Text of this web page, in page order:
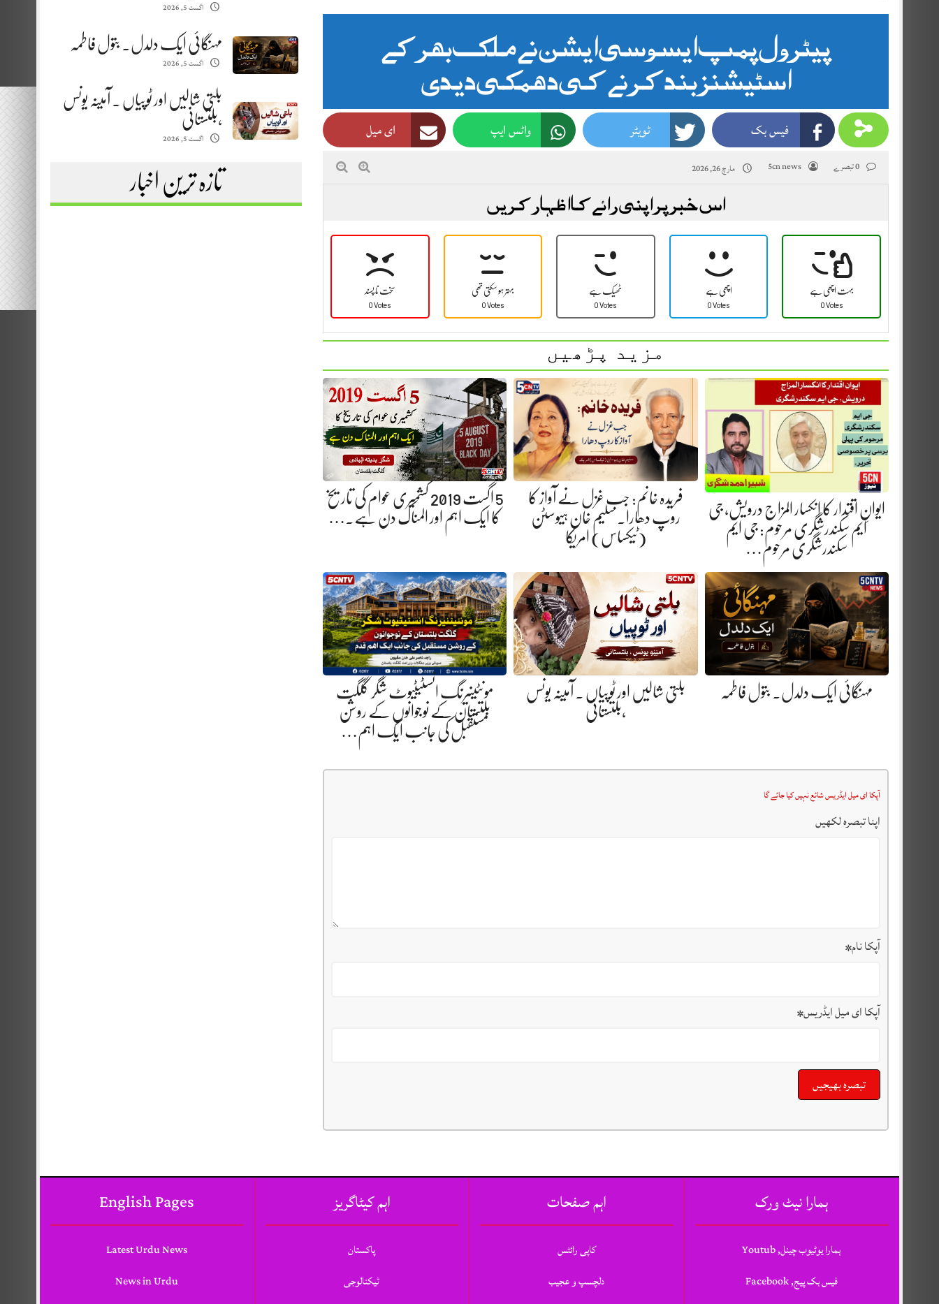
اگست 5, 2026
مہنگائی ایک دلدل. بتول فاطمہ
اگست 5, 2026
بلتی شالیں اور ٹوپیاں . آمینہ یونس
،بلتستانی
اگست 5, 2026
تازہ ترین اخبار
پیٹرول پمپ ایسوسی ایشن نے ملک بھر کے
اسٹیشنز بند کرنے کی دھمکی دیدی
فیس بک ٹویٹر واٹس ایپ ای میل
5cn news مارچ 26, 2026
اس خبر پر اپنی رائے کا اظہار کریں
سخت نا پسند
0 Votes
بہتر ہو سکتی تھی
0 Votes
ٹھیک ہے
0 Votes
اچھی ہے
0 Votes
بہت اچھی ہے
0 Votes
مزید پڑھیں
ایوانِ اقتدار کا انکسار المزاج درویش، جی
ایم سکندرشگری مرحوم: جی ایم
سکندرشگری مرحوم…
فریدہ خانم: جب غزل نے آواز کا
روپ دھارا. سلیم خان ہیوسٹن
(ٹیکساس) امریکا
5 اگست 2019 کشمیری عوام کی تاریخ
کا ایک اہم اور المناک دن ہے.…
مہنگائی ایک دلدل. بتول فاطمہ
بلتی شالیں اور ٹوپیاں . آمینہ یونس
،بلتستانی
مونٹینیرنگ انسٹیٹیوٹ شگر گلگت
بلتستان کے نوجوانوں کے روشن
مستقبل کی جانب ایک اہم…
آپکا ای میل ایڈریس شائع نہیں کیا جائے گا
اپنا تبصرہ لکھیں
آپکا نام*
آپکا ای میل ایڈریس*
English Pages
Latest Urdu News
News in Urdu
اہم کیٹاگریز
پاکستان
ٹیکنالوجی
اہم صفحات
کاپی رائٹس
دلچسپ و عجیب
ہمارا نیٹ ورک
ہمارا یوٹیوب چینل, Youtub
فیس بک پیج, Facebook